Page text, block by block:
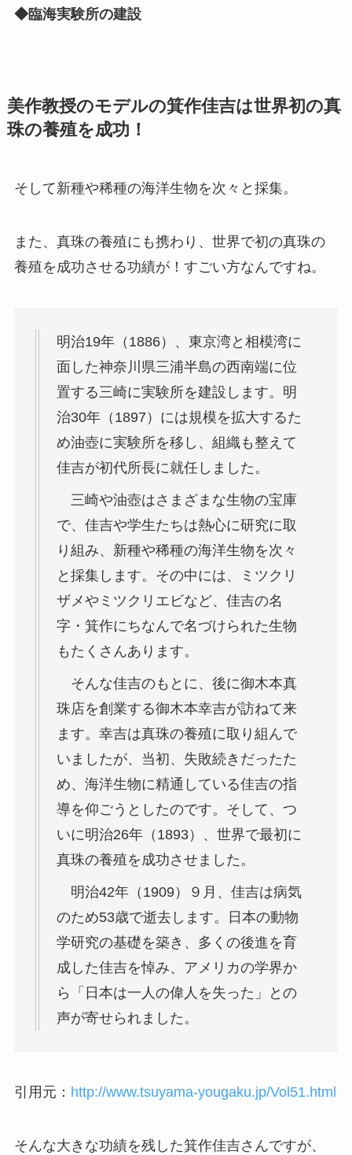
◆臨海実験所の建設
美作教授のモデルの箕作佳吉は世界初の真
珠の養殖を成功！
そして新種や稀種の海洋生物を次々と採集。
また、真珠の養殖にも携わり、世界で初の真珠の
養殖を成功させる功績が！すごい方なんですね。
明治19年（1886）、東京湾と相模湾に
面した神奈川県三浦半島の西南端に位
置する三崎に実験所を建設します。明
治30年（1897）には規模を拡大するた
め油壺に実験所を移し、組織も整えて
佳吉が初代所長に就任しました。
三崎や油壺はさまざまな生物の宝庫
で、佳吉や学生たちは熱心に研究に取
り組み、新種や稀種の海洋生物を次々
と採集します。その中には、ミツクリ
ザメやミツクリエビなど、佳吉の名
字・箕作にちなんで名づけられた生物
もたくさんあります。
そんな佳吉のもとに、後に御木本真
珠店を創業する御木本幸吉が訪ねて来
ます。幸吉は真珠の養殖に取り組んで
いましたが、当初、失敗続きだったた
め、海洋生物に精通している佳吉の指
導を仰ごうとしたのです。そして、つ
いに明治26年（1893）、世界で最初に
真珠の養殖を成功させました。
明治42年（1909）９月、佳吉は病気
のため53歳で逝去します。日本の動物
学研究の基礎を築き、多くの後進を育
成した佳吉を悼み、アメリカの学界か
ら「日本は一人の偉人を失った」との
声が寄せられました。
引用元： http://www.tsuyama-yougaku.jp/Vol51.html
そんな大きな功績を残した箕作佳吉さんですが、